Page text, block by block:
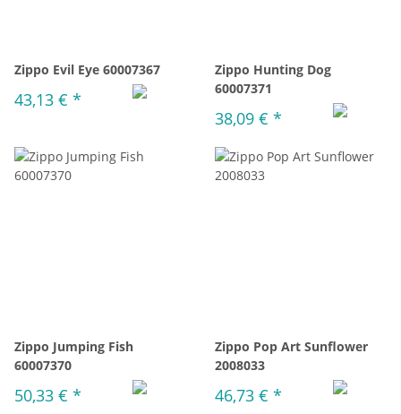
Zippo Evil Eye 60007367
43,13 € *
Zippo Hunting Dog
60007371
38,09 € *
Zippo Jumping Fish
60007370
50,33 € *
Zippo Pop Art Sunflower
2008033
46,73 € *